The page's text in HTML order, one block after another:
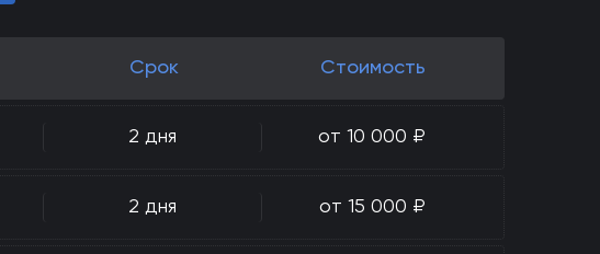
Срок Стоимость
2 дня от 10 000 ₽
2 дня от 15 000 ₽